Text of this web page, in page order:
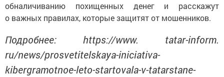
обналичиванию похищенных денег и расскажут
о важных правилах, которые защитят от мошенников.
Подробнее: https://www. tatar-inform.
ru/news/prosvetitelskaya-iniciativa-
kibergramotnoe-leto-startovala-v-tatarstane-